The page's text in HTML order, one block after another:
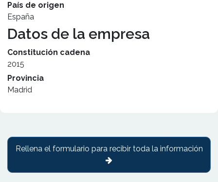
País de origen
España
Datos de la empresa
Constitución cadena
2015
Provincia
Madrid